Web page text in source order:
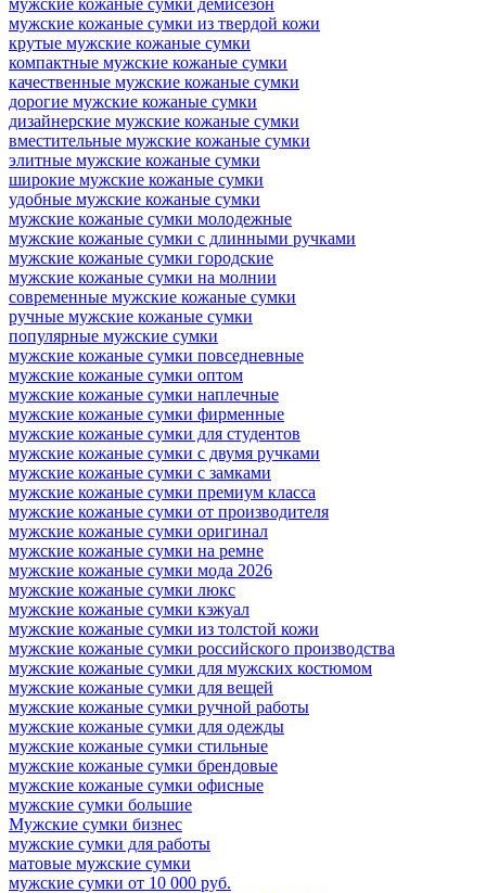
мужские кожаные сумки из твердой кожи
крутые мужские кожаные сумки
компактные мужские кожаные сумки
качественные мужские кожаные сумки
дорогие мужские кожаные сумки
дизайнерские мужские кожаные сумки
вместительные мужские кожаные сумки
элитные мужские кожаные сумки
широкие мужские кожаные сумки
удобные мужские кожаные сумки
мужские кожаные сумки молодежные
мужские кожаные сумки с длинными ручками
мужские кожаные сумки городские
мужские кожаные сумки на молнии
современные мужские кожаные сумки
ручные мужские кожаные сумки
популярные мужские сумки
мужские кожаные сумки повседневные
мужские кожаные сумки оптом
мужские кожаные сумки наплечные
мужские кожаные сумки фирменные
мужские кожаные сумки для студентов
мужские кожаные сумки с двумя ручками
мужские кожаные сумки с замками
мужские кожаные сумки премиум класса
мужские кожаные сумки от производителя
мужские кожаные сумки оригинал
мужские кожаные сумки на ремне
мужские кожаные сумки мода 2026
мужские кожаные сумки люкс
мужские кожаные сумки кэжуал
мужские кожаные сумки из толстой кожи
мужские кожаные сумки российского производства
мужские кожаные сумки для мужских костюмом
мужские кожаные сумки для вещей
мужские кожаные сумки ручной работы
мужские кожаные сумки для одежды
мужские кожаные сумки стильные
мужские кожаные сумки брендовые
мужские кожаные сумки офисные
мужские сумки большие
Мужские сумки бизнес
мужские сумки для работы
матовые мужские сумки
мужские сумки от 10 000 руб.